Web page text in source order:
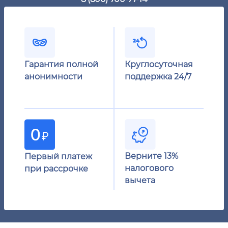
Гарантия полной
анонимности
Круглосуточная
поддержка 24/7
Первый платеж
при рассрочке
Верните 13%
налогового
вычета